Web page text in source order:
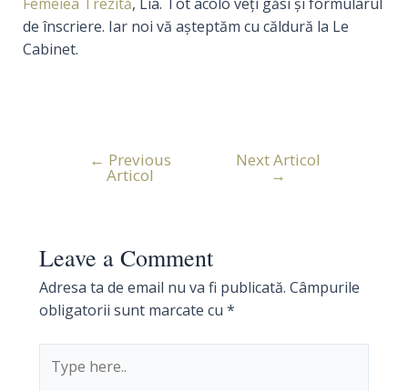
de înscriere. Iar noi vă așteptăm cu căldură la Le
Cabinet.
Navigare
← Previous
Articol
Next Articol
→
Leave a Comment
Adresa ta de email nu va fi publicată. Câmpurile
obligatorii sunt marcate cu *
here..